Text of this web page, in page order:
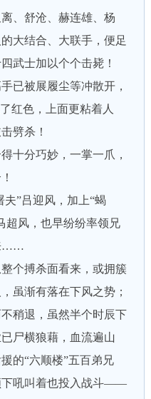
、舒沧、赫连雄、杨
大结合、大联手，便足
武士加以个个击毙！
被展履尘等冲散开，
红色，上面更粘着人
劈杀！
分巧妙，一掌一爪，
”吕迎风，加上“蝎
超风，也早纷纷率领兄
……
个搏杀面看来，或拥簇
虽渐有落在下风之势；
稍退，虽然半个时辰下
尸横狼藉，血流遍山
“六顺楼”五百弟兄
下吼叫着也投入战斗——